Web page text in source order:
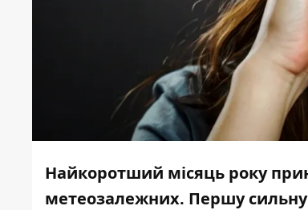
Найкоротший місяць року
метеозалежних. Першу